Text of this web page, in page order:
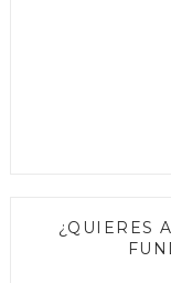
¿QUIERES